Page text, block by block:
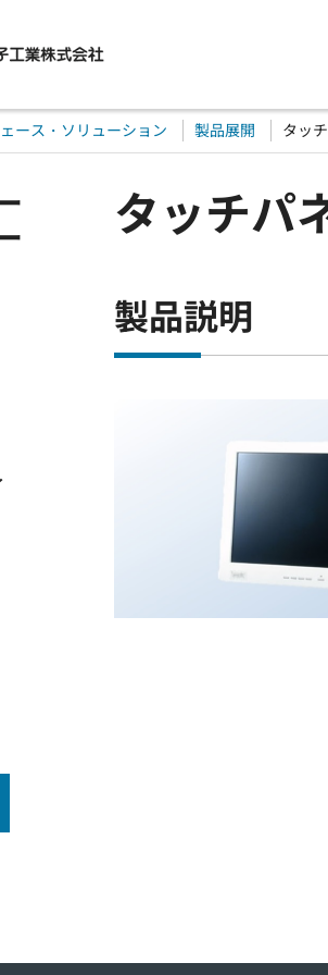
ース・ソリューション 製品展開 タッ
タッチパ
製品説明